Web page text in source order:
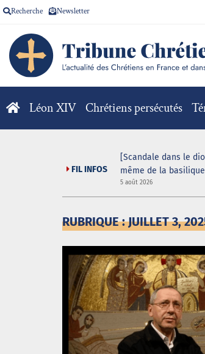
Recherche Newsletter
Léon XIV Chrétiens persécutés
FIL INFOS
[Scandale dans le
même de la
5 août 2026
RUBRIQUE : JUILLET 3,